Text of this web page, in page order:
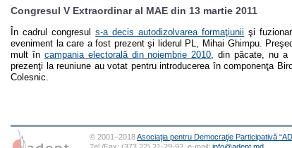
Congresul V Extraordinar al MAE din 13 martie 2011
În cadrul congresuls-a decis autodizolvarea formaţiunii şi
eveniment la care a fost prezent şi liderul PL, Mihai Ghimpu.
mult în campania electorală din noiembrie 2010, din păcate, nu a
prezenţi la reuniune au votat pentru introducerea în componenţa
Colesnic.
© 2001–2018Asociaţia pentru Democraţie Participativă